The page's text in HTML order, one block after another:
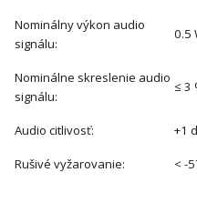
Nominálny výkon audio
signálu:
0.5
Nominálne skreslenie audio
signálu:
≤ 3
Audio citlivosť: +1
Rušivé vyžarovanie: < -